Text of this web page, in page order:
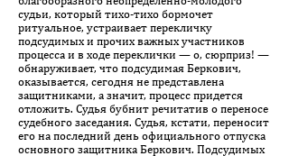
судьи, который тихо-тихо бормочет
ритуальное, устраивает перекличку
подсудимых и прочих важных участников
процесса и в ходе переклички — о, сюрприз! —
обнаруживает, что подсудимая Беркович,
оказывается, сегодня не представлена
защитниками, а значит, процесс придется
отложить. Судья бубнит речитатив о переносе
судебного заседания. Судья, кстати, переносит
его на последний день официального отпуска
основного защитника Беркович. Подсудимых